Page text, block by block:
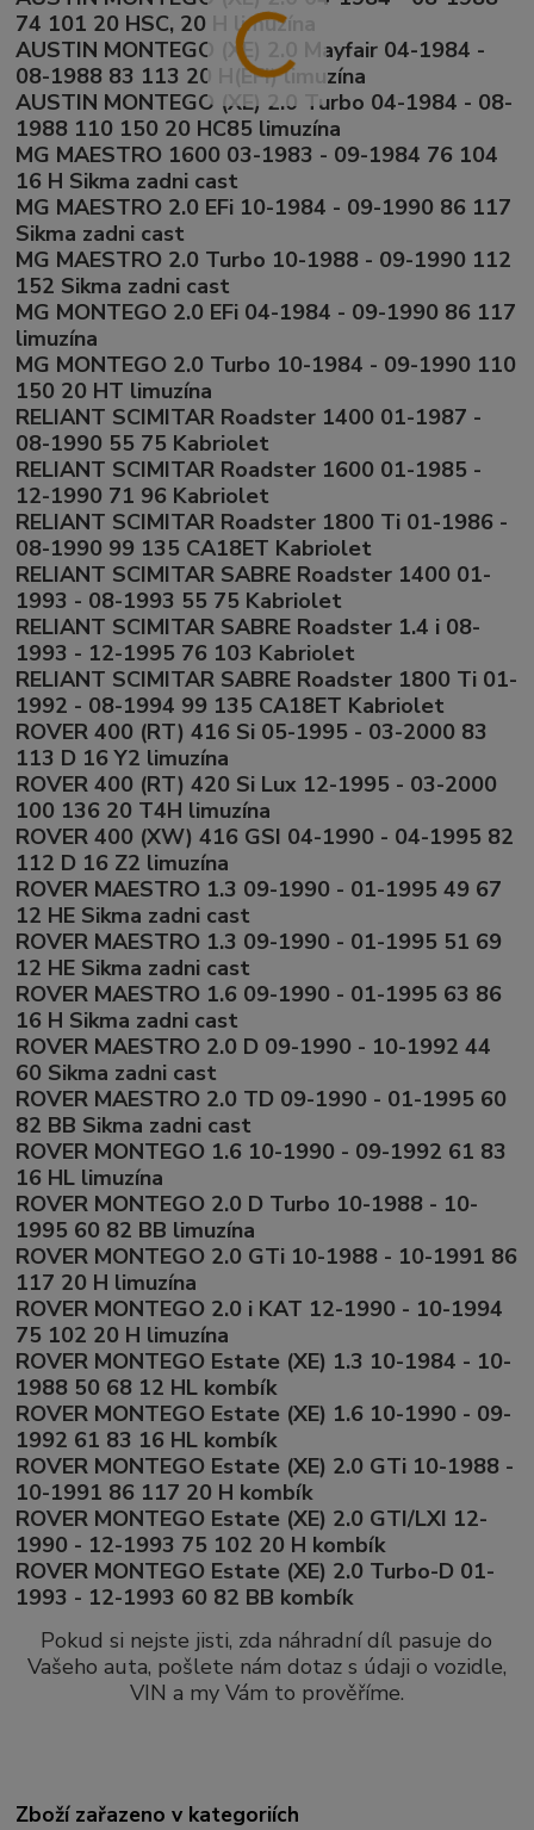
74 101 20 HSC, 20 H limuzína
AUSTIN MONTEGO (XE) 2.0 Mayfair 04-1984 -
08-1988 83 113 20 H(EFI) limuzína
AUSTIN MONTEGO (XE) 2.0 Turbo 04-1984 - 08-
1988 110 150 20 HC85 limuzína
MG MAESTRO 1600 03-1983 - 09-1984 76 104
16 H Sikma zadni cast
MG MAESTRO 2.0 EFi 10-1984 - 09-1990 86 117
Sikma zadni cast
MG MAESTRO 2.0 Turbo 10-1988 - 09-1990 112
152 Sikma zadni cast
MG MONTEGO 2.0 EFi 04-1984 - 09-1990 86 117
limuzína
MG MONTEGO 2.0 Turbo 10-1984 - 09-1990 110
150 20 HT limuzína
RELIANT SCIMITAR Roadster 1400 01-1987 -
08-1990 55 75 Kabriolet
RELIANT SCIMITAR Roadster 1600 01-1985 -
12-1990 71 96 Kabriolet
RELIANT SCIMITAR Roadster 1800 Ti 01-1986 -
08-1990 99 135 CA18ET Kabriolet
RELIANT SCIMITAR SABRE Roadster 1400 01-
1993 - 08-1993 55 75 Kabriolet
RELIANT SCIMITAR SABRE Roadster 1.4 i 08-
1993 - 12-1995 76 103 Kabriolet
RELIANT SCIMITAR SABRE Roadster 1800 Ti 01-
1992 - 08-1994 99 135 CA18ET Kabriolet
ROVER 400 (RT) 416 Si 05-1995 - 03-2000 83
113 D 16 Y2 limuzína
ROVER 400 (RT) 420 Si Lux 12-1995 - 03-2000
100 136 20 T4H limuzína
ROVER 400 (XW) 416 GSI 04-1990 - 04-1995 82
112 D 16 Z2 limuzína
ROVER MAESTRO 1.3 09-1990 - 01-1995 49 67
12 HE Sikma zadni cast
ROVER MAESTRO 1.3 09-1990 - 01-1995 51 69
12 HE Sikma zadni cast
ROVER MAESTRO 1.6 09-1990 - 01-1995 63 86
16 H Sikma zadni cast
ROVER MAESTRO 2.0 D 09-1990 - 10-1992 44
60 Sikma zadni cast
ROVER MAESTRO 2.0 TD 09-1990 - 01-1995 60
82 BB Sikma zadni cast
ROVER MONTEGO 1.6 10-1990 - 09-1992 61 83
16 HL limuzína
ROVER MONTEGO 2.0 D Turbo 10-1988 - 10-
1995 60 82 BB limuzína
ROVER MONTEGO 2.0 GTi 10-1988 - 10-1991 86
117 20 H limuzína
ROVER MONTEGO 2.0 i KAT 12-1990 - 10-1994
75 102 20 H limuzína
ROVER MONTEGO Estate (XE) 1.3 10-1984 - 10-
1988 50 68 12 HL kombík
ROVER MONTEGO Estate (XE) 1.6 10-1990 - 09-
1992 61 83 16 HL kombík
ROVER MONTEGO Estate (XE) 2.0 GTi 10-1988 -
10-1991 86 117 20 H kombík
ROVER MONTEGO Estate (XE) 2.0 GTI/LXI 12-
1990 - 12-1993 75 102 20 H kombík
ROVER MONTEGO Estate (XE) 2.0 Turbo-D 01-
1993 - 12-1993 60 82 BB kombík
Pokud si nejste jisti, zda náhradní díl pasuje do
Vašeho auta, pošlete nám dotaz s údaji o vozidle,
VIN a my Vám to prověříme.
Zboží zařazeno v kategoriích